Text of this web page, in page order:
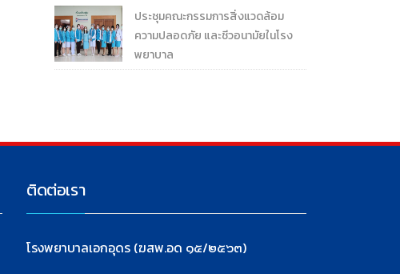
ประชุมคณะกรรมการสิ่งแวดล้อม
ความปลอดภัย และชีวอนามัยในโรง
พยาบาล
ติดต่อเรา
โรงพยาบาลเอกอุดร (ฆสพ.อด ๑๕/๒๕๖๓)